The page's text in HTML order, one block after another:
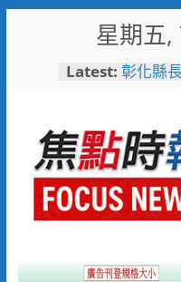
星期五
Latest: 彰化縣
臺東縣
美星空
不只送
雄左營
家庭體
小米之
場 父
未婚聯